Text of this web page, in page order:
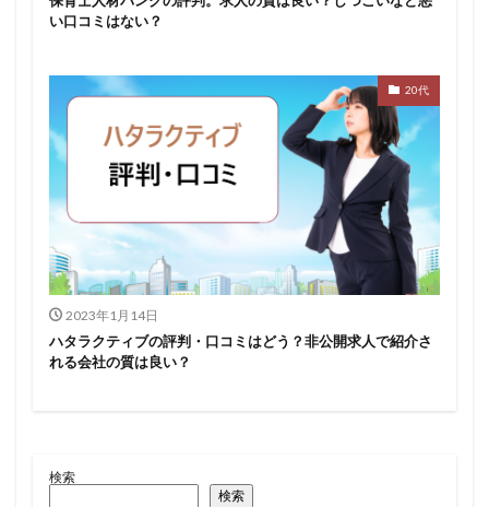
い口コミはない？
20代
2023年1月14日
ハタラクティブの評判・口コミはどう？非公開求人で紹介さ
れる会社の質は良い？
検索
検索